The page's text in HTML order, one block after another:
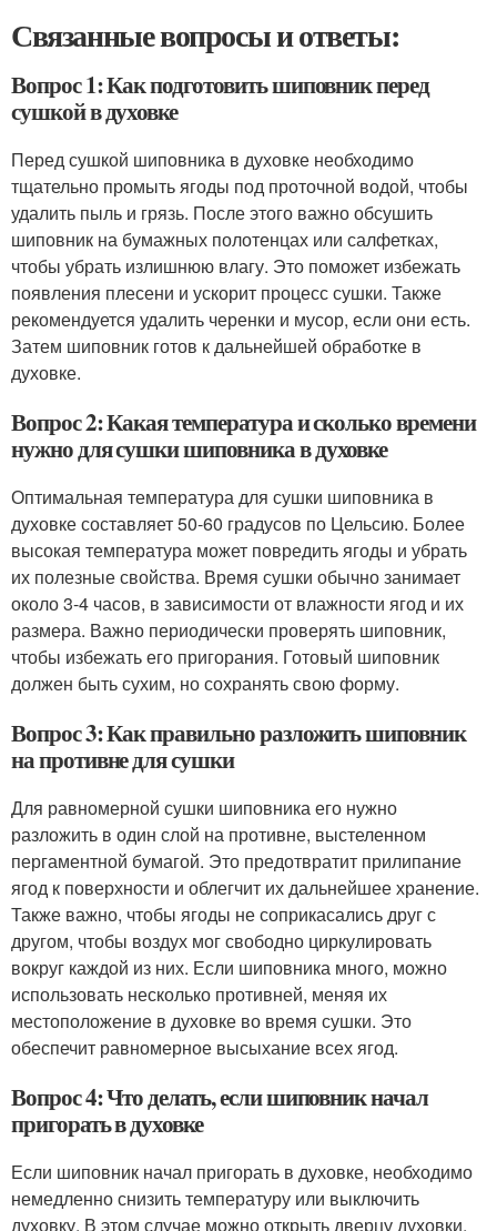
Связанные вопросы и ответы:
Вопрос 1: Как подготовить шиповник перед
сушкой в духовке
Перед сушкой шиповника в духовке необходимо
тщательно промыть ягоды под проточной водой, чтобы
удалить пыль и грязь. После этого важно обсушить
шиповник на бумажных полотенцах или салфетках,
чтобы убрать излишнюю влагу. Это поможет избежать
появления плесени и ускорит процесс сушки. Также
рекомендуется удалить черенки и мусор, если они есть.
Затем шиповник готов к дальнейшей обработке в
духовке.
Вопрос 2: Какая температура и сколько времени
нужно для сушки шиповника в духовке
Оптимальная температура для сушки шиповника в
духовке составляет 50-60 градусов по Цельсию. Более
высокая температура может повредить ягоды и убрать
их полезные свойства. Время сушки обычно занимает
около 3-4 часов, в зависимости от влажности ягод и их
размера. Важно периодически проверять шиповник,
чтобы избежать его пригорания. Готовый шиповник
должен быть сухим, но сохранять свою форму.
Вопрос 3: Как правильно разложить шиповник
на противне для сушки
Для равномерной сушки шиповника его нужно
разложить в один слой на противне, выстеленном
пергаментной бумагой. Это предотвратит прилипание
ягод к поверхности и облегчит их дальнейшее хранение.
Также важно, чтобы ягоды не соприкасались друг с
другом, чтобы воздух мог свободно циркулировать
вокруг каждой из них. Если шиповника много, можно
использовать несколько противней, меняя их
местоположение в духовке во время сушки. Это
обеспечит равномерное высыхание всех ягод.
Вопрос 4: Что делать, если шиповник начал
пригорать в духовке
Если шиповник начал пригорать в духовке, необходимо
немедленно снизить температуру или выключить
духовку. В этом случае можно открыть дверцу духовки,